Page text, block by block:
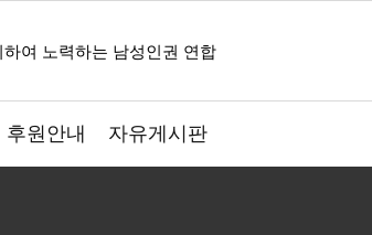
후원안내 자유게시판